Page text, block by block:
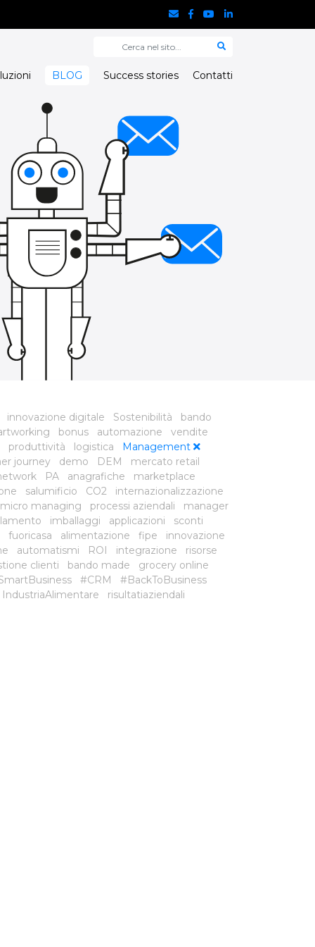
BLOG Success stories Contatti
innovazione digitale Sostenibilità
bando
bonus automazione
vendite
produttività logistica
Management
journey demo DEM
mercato retail
PA anagrafiche
marketplace
salumificio CO2
internazionalizzazione
micro managing processi aziendali
manager
imballaggi applicazioni
sconti
fuoricasa alimentazione fipe
innovazione
automatismi ROI integrazione
risorse
clienti bando made
grocery online
#CRM
#BackToBusiness
IndustriaAlimentare
risultatiaziendali